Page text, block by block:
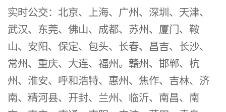
实时公交：北京、上海、广州、深圳、天津、
武汉、东莞、佛山、成都、苏州、厦门、鞍
山、安阳、保定、包头、长春、昌吉、长沙、
常州、重庆、大连、福州。赣州、邯郸、杭
州、淮安、呼和浩特、惠州、焦作、吉林、济
南、精河县、开封、兰州、临沂、南昌、南